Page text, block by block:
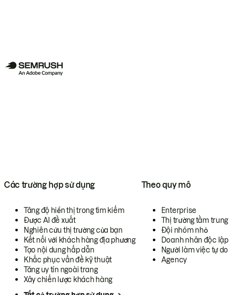
Các trường hợp sử dụng
Tăng độ hiển thị trong tìm kiếm
Được AI đề xuất
Nghiên cứu thị trường của bạn
Kết nối với khách hàng địa phương
Tạo nội dung hấp dẫn
Khắc phục vấn đề kỹ thuật
Tăng uy tín ngoài trang
Xây chiến lược khách hàng
Theo quy mô
Enterprise
Thị trường tầm trung
Đội nhóm nhỏ
Doanh nhân độc lập
Người làm việc tự do
Agency